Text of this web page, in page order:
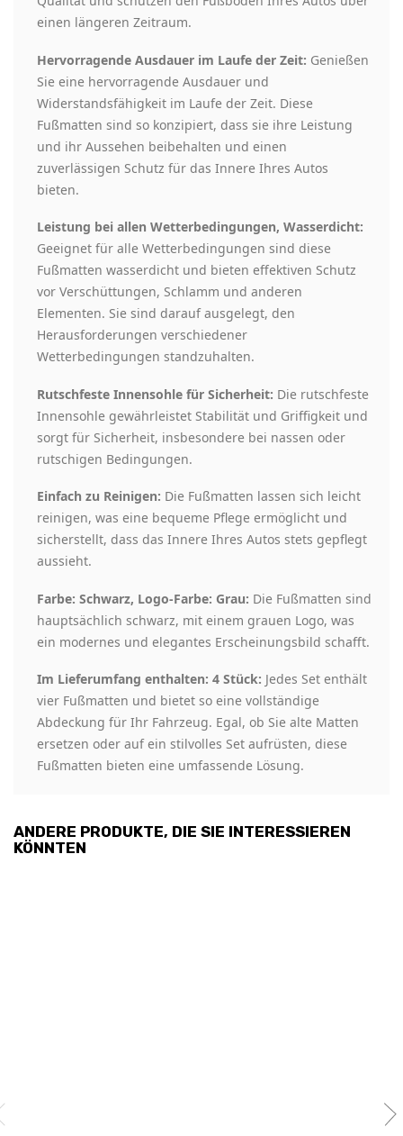
einen längeren Zeitraum.
Hervorragende Ausdauer im Laufe der Zeit: Genießen
Sie eine hervorragende Ausdauer und
Widerstandsfähigkeit im Laufe der Zeit. Diese
Fußmatten sind so konzipiert, dass sie ihre Leistung
und ihr Aussehen beibehalten und einen
zuverlässigen Schutz für das Innere Ihres Autos
bieten.
Leistung bei allen Wetterbedingungen, Wasserdicht:
Geeignet für alle Wetterbedingungen sind diese
Fußmatten wasserdicht und bieten effektiven Schutz
vor Verschüttungen, Schlamm und anderen
Elementen. Sie sind darauf ausgelegt, den
Herausforderungen verschiedener
Wetterbedingungen standzuhalten.
Rutschfeste Innensohle für Sicherheit: Die rutschfeste
Innensohle gewährleistet Stabilität und Griffigkeit und
sorgt für Sicherheit, insbesondere bei nassen oder
rutschigen Bedingungen.
Einfach zu Reinigen: Die Fußmatten lassen sich leicht
reinigen, was eine bequeme Pflege ermöglicht und
sicherstellt, dass das Innere Ihres Autos stets gepflegt
aussieht.
Farbe: Schwarz, Logo-Farbe: Grau: Die Fußmatten sind
hauptsächlich schwarz, mit einem grauen Logo, was
ein modernes und elegantes Erscheinungsbild schafft.
Im Lieferumfang enthalten: 4 Stück: Jedes Set enthält
vier Fußmatten und bietet so eine vollständige
Abdeckung für Ihr Fahrzeug. Egal, ob Sie alte Matten
ersetzen oder auf ein stilvolles Set aufrüsten, diese
Fußmatten bieten eine umfassende Lösung.
ANDERE PRODUKTE, DIE SIE INTERESSIEREN
KÖNNTEN